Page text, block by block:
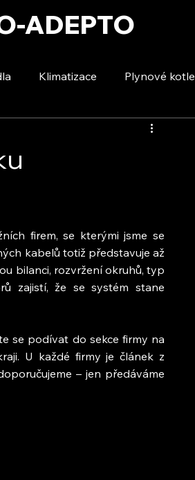
ADEPTO
Klimatizace Plynové kotle
Voda a úspory
firem, se kterými jsme se
kabelů totiž představuje až
bilanci, rozvržení okruhů, typ
zajistí, že se systém stane
se podívat do sekce firmy na
U každé firmy je článek z
– jen předáváme